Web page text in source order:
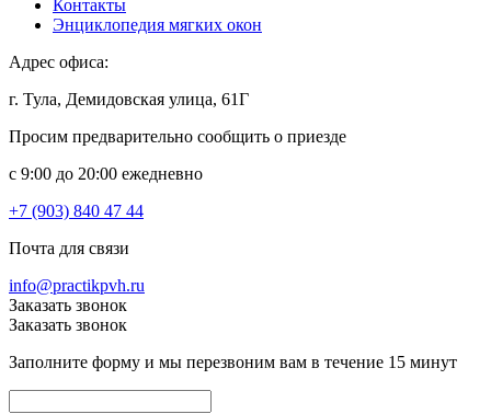
Контакты
Энциклопедия мягких окон
Адрес офиса:
г. Тула, Демидовская улица, 61Г
Просим предварительно сообщить о приезде
c 9:00 до 20:00 ежедневно
+7 (903) 840 47 44
Почта для связи
info@practikpvh.ru
Заказать звонок
Заказать звонок
Заполните форму и мы перезвоним вам в течение 15 минут